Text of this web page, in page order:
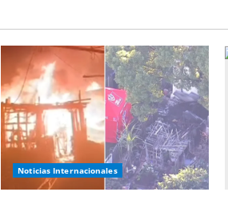
Noticias Internacionales